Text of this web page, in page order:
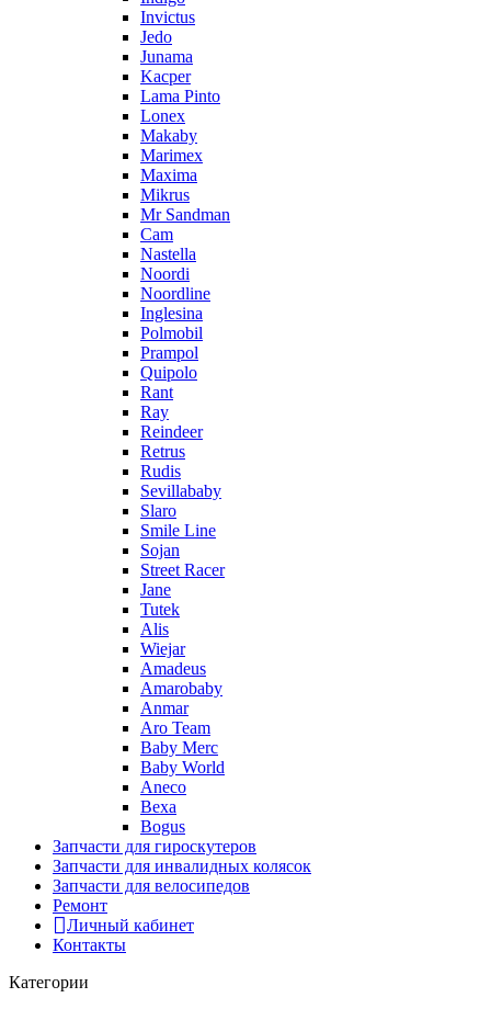
Invictus
Jedo
Junama
Kacper
Lama Pinto
Lonex
Makaby
Marimex
Maxima
Mikrus
Mr Sandman
Cam
Nastella
Noordi
Noordline
Inglesina
Polmobil
Prampol
Quipolo
Rant
Ray
Reindeer
Retrus
Rudis
Sevillababy
Slaro
Smile Line
Sojan
Street Racer
Jane
Tutek
Alis
Wiejar
Amadeus
Amarobaby
Anmar
Aro Team
Baby Merc
Baby World
Aneco
Bexa
Bogus
Запчасти для гироскутеров
Запчасти для инвалидных колясок
Запчасти для велосипедов
Ремонт
Личный кабинет
Контакты
Категории